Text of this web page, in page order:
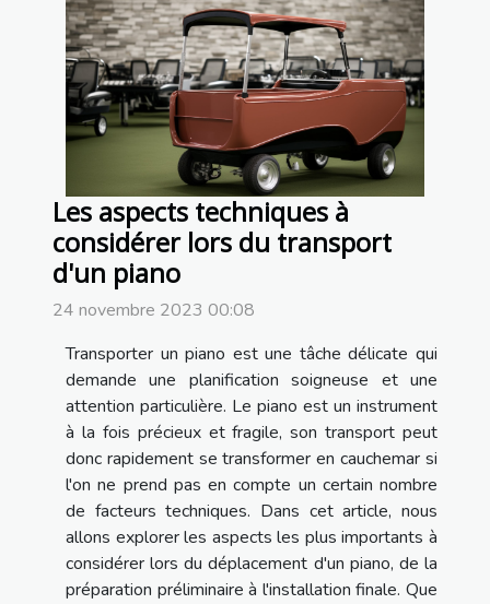
Les aspects techniques à
considérer lors du transport
d'un piano
24 novembre 2023 00:08
Transporter un piano est une tâche délicate qui
demande une planification soigneuse et une
attention particulière. Le piano est un instrument
à la fois précieux et fragile, son transport peut
donc rapidement se transformer en cauchemar si
l'on ne prend pas en compte un certain nombre
de facteurs techniques. Dans cet article, nous
allons explorer les aspects les plus importants à
considérer lors du déplacement d'un piano, de la
préparation préliminaire à l'installation finale. Que